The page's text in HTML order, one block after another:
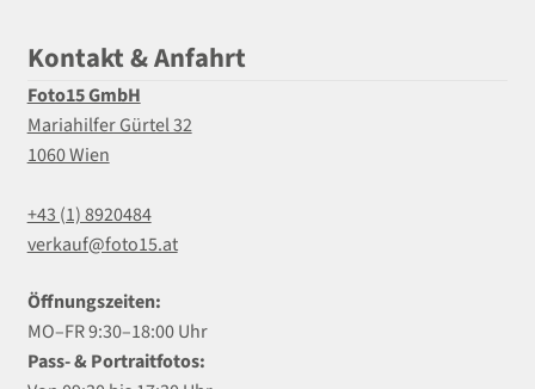
Kontakt & Anfahrt
Foto15 GmbH
Mariahilfer Gürtel 32
1060 Wien
+43 (1) 8920484
verkauf@foto15.at
Öffnungszeiten:
MO–FR 9:30–18:00 Uhr
Pass- & Portraitfotos: